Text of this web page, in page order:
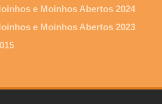
e Moinhos Abertos 2024
e Moinhos Abertos 2023